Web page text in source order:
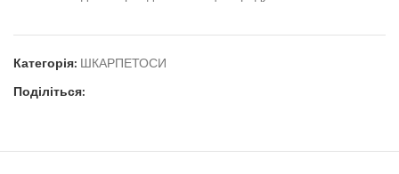
Категорія: ШКАРПЕТОСИ
Поділіться: